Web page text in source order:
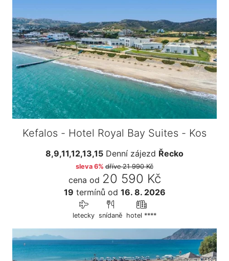
Kefalos - Hotel Royal Bay Suites - Kos
8,9,11,12,13,15 Denní zájezd Řecko
sleva 6% dříve21 990 Kč
cena od 20 590 Kč
19 termínů od 16. 8. 2026
letecky snídaně hotel ****